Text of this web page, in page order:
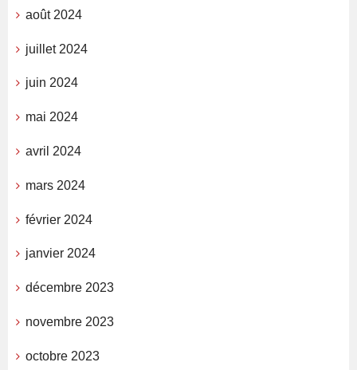
août 2024
juillet 2024
juin 2024
mai 2024
avril 2024
mars 2024
février 2024
janvier 2024
décembre 2023
novembre 2023
octobre 2023